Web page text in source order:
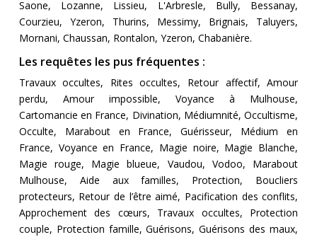
Saone, Lozanne, Lissieu, L'Arbresle, Bully, Bessanay,
Courzieu, Yzeron, Thurins, Messimy, Brignais, Taluyers,
Mornani, Chaussan, Rontalon, Yzeron, Chabanière.
Les requêtes les pus fréquentes :
Travaux occultes, Rites occultes, Retour affectif, Amour
perdu, Amour impossible, Voyance à Mulhouse,
Cartomancie en France, Divination, Médiumnité, Occultisme,
Occulte, Marabout en France, Guérisseur, Médium en
France, Voyance en France, Magie noire, Magie Blanche,
Magie rouge, Magie blueue, Vaudou, Vodoo, Marabout
Mulhouse, Aide aux familles, Protection, Boucliers
protecteurs, Retour de l’être aimé, Pacification des conflits,
Approchement des cœurs, Travaux occultes, Protection
couple, Protection famille, Guérisons, Guérisons des maux,